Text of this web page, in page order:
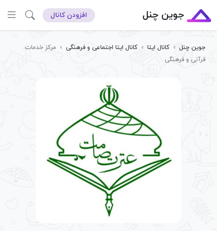
جوین چنل افزودن کانال
جوین چنل › کانال ایتا › کانال ایتا اجتماعی و فرهنگی › مرکز خدمات
قرآنی و فرهنگی